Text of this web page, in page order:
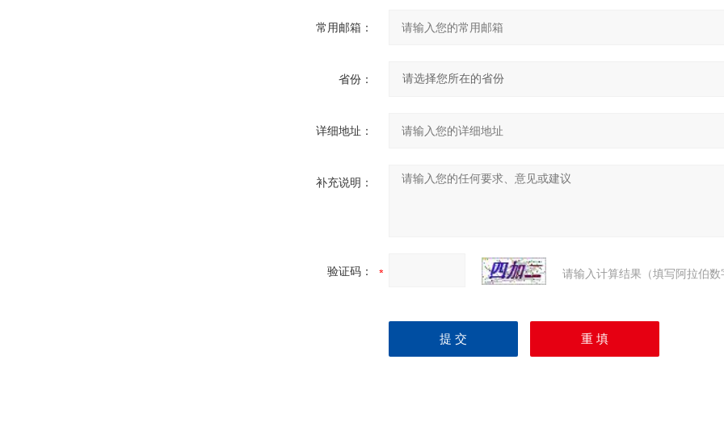
常用邮箱：
省份：
详细地址：
补充说明：
验证码： 请输入计算结果（填写阿拉伯